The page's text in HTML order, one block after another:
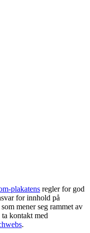
plakatens regler for god
for innhold på
mener seg rammet av
kontakt med
.